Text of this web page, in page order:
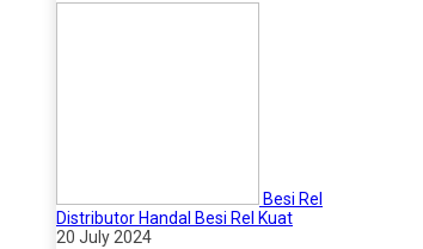
Besi Rel
Distributor Handal Besi Rel Kuat
20 July 2024